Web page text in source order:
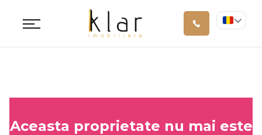
Aceasta proprietate nu mai este